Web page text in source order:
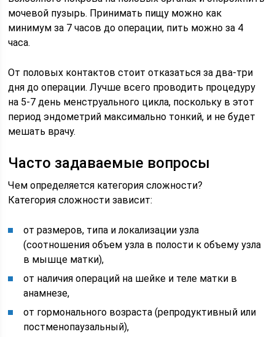
мочевой пузырь. Принимать пищу можно как
минимум за 7 часов до операции, пить можно за 4
часа.
От половых контактов стоит отказаться за два-три
дня до операции. Лучше всего проводить процедуру
на 5-7 день менструального цикла, поскольку в этот
период эндометрий максимально тонкий, и не будет
мешать врачу.
Часто задаваемые вопросы
Чем определяется категория сложности?
Категория сложности зависит:
от размеров, типа и локализации узла
(соотношения объем узла в полости к объему узла
в мышце матки),
от наличия операций на шейке и теле матки в
анамнезе,
от гормонального возраста (репродуктивный или
постменопаузальный),